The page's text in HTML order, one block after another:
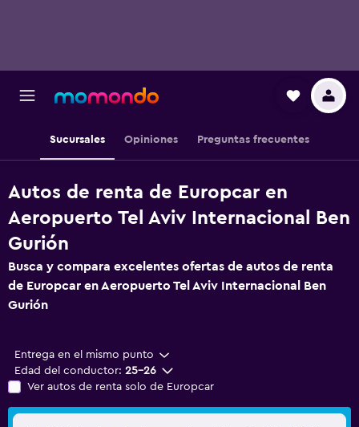
Sucursales Opiniones Preguntas frecuentes
Autos de renta de Europcar en
Aeropuerto Tel Aviv Internacional Ben
Gurión
Busca y compara excelentes ofertas de autos de renta
de Europcar en Aeropuerto Tel Aviv Internacional Ben
Gurión
Entrega en el mismo punto
Edad del conductor: 25-26
Ver autos de renta solo de Europcar